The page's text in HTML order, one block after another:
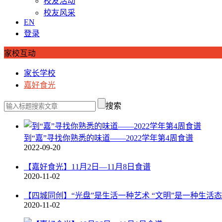
校友风采
EN
登录
家校互动
家长学校
嘉好食光
搜索
到“嘉”寻找你熟悉的味道——2022学年第4周食谱
2022-09-20
【嘉好食光】11月2日—11月8日食谱
2020-11-02
【四城同创】“光盘”是生活一种艺术 “文明”是一种生活
2020-11-02